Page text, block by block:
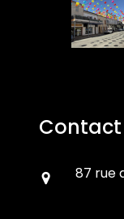
Contact
87 rue